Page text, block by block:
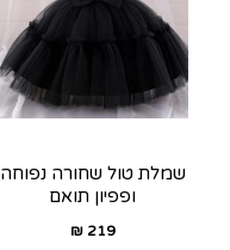
שמלת טול שחורה נפוחה
ופפיון תואם
219
₪